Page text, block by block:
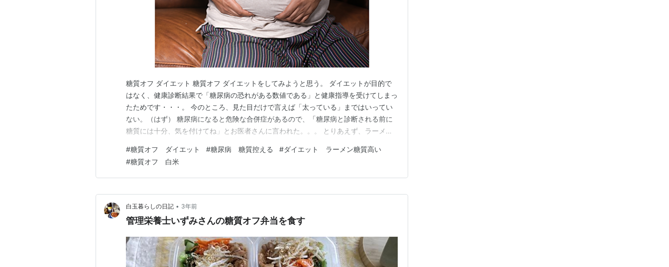
糖質オフ ダイエット 糖質オフ ダイエットをしてみようと思う。 ダイエットが目的で
はなく、健康診断結果で「糖尿病の恐れがある数値である」と健康指導を受けてしまっ
たためです・・・。 今のところ、見た目だけで言えば「太っている」まではいってい
ない。（はず） 糖尿病になると危険な合併症があるので、「糖尿病と診断される前に
糖質には十分、気を付けてね」とお医者さんに言われた。。。 とりあえず、ラーメン
い・・・。 糖尿病ってどんな病気？ インスリンの作用不足によって、血糖値が高い状
態になる病気。インスリンは、すい臓から分泌されるホ…
#糖質オフ ダイエット #糖尿病 糖質控える #ダイエット ラーメン糖質高い
#糖質オフ 白米
白玉暮らしの日記 • 3年前
管理栄養士いずみさんの糖質オフ弁当を食す